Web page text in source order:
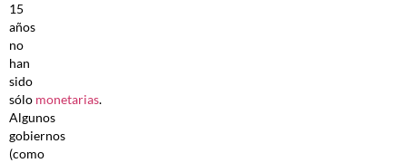
15
años
no
han
sido
sólo monetarias.
Algunos
gobiernos
(como